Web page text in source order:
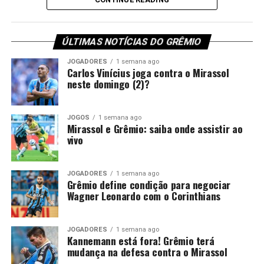
(horário de Brasília). Veja os convocados doImortal
mister Luís Castro.
Além de Viery, Gustavo Martins, Pavón e Carlos Vinícius
— que ficaram de fora do jogo contra o City Torque — a
lista inclui jogadores que estavam no departamento
médico. Os volantes Dodi e Leonel Pérez se recuperaram
de problemas musculares e ficam à disposição.
Você precisa ver também:Brasileirão: Onde
assistir o Grenal 452 ao vivo
Confira a lista de relacionados do
Grêmio
Goleiros:Grando e Weverton
Zagueiros:Balbuena, Gustavo Martins, Kannemann
ÚLTIMAS NOTÍCIAS DO GRÊMIO
JOGADORES 1 semana ago
Carlos Vinícius joga contra o Mirassol
neste domingo (2)?
JOGOS 1 semana ago
Mirassol e Grêmio: saiba onde assistir ao
vivo
JOGADORES 1 semana ago
Grêmio define condição para negociar
Wagner Leonardo com o Corinthians
JOGADORES 1 semana ago
Kannemann está fora! Grêmio terá
mudança na defesa contra o Mirassol